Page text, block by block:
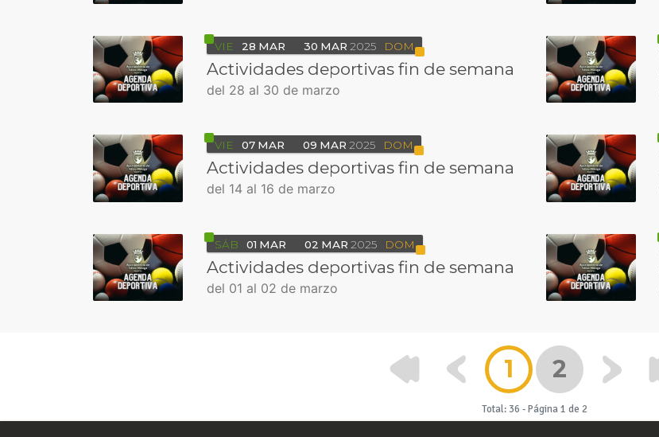
VIE 28 MAR 30 MAR 2025 DOM
Actividades deportivas fin de semana
del 28 al 30 de marzo
VIE 07 MAR 09 MAR 2025 DOM
Actividades deportivas fin de semana
del 14 al 16 de marzo
SÁB 01 MAR 02 MAR 2025 DOM
Actividades deportivas fin de semana
del 01 al 02 de marzo
1 2
Total: 36 -Página 1 de 2